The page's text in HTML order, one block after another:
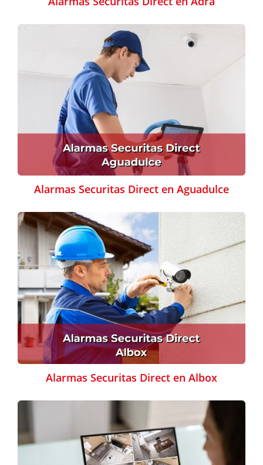
Alarmas Securitas Direct en Aguadulce
Alarmas Securitas Direct en Albox